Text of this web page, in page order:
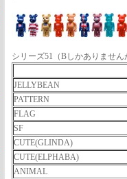
シリーズ51（Bしかありませ
JELLYBEAN
PATTERN
FLAG
SF
CUTE(GLINDA)
CUTE(ELPHABA)
ANIMAL